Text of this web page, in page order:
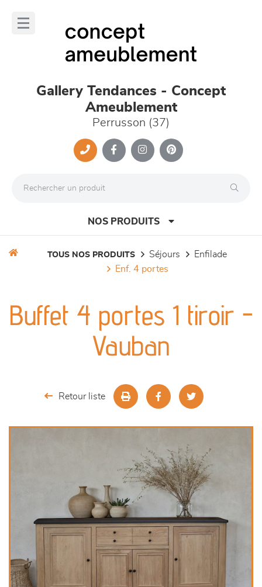
Gallery Tendances - Concept
Ameublement
Perrusson (37)
NOS PRODUITS
séjours
meubles de complément
TOUS NOS PRODUITS séjours
enfilade
enf. 4 portes
Buffet 4 portes 1 tiroir -
Vauban
Retour liste